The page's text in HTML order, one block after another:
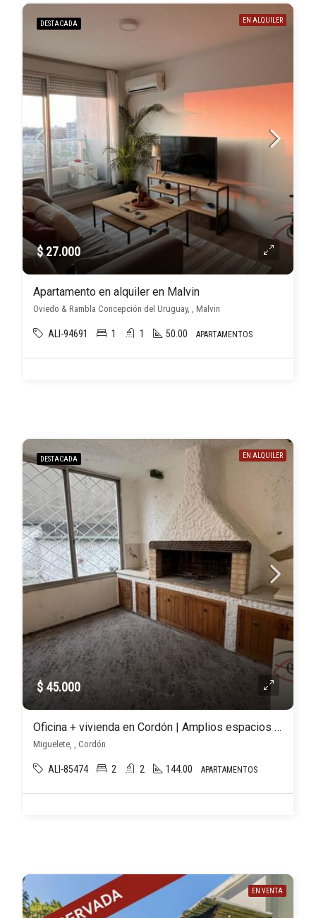
DESTACADA EN ALQUILER
$ 27.000
Apartamento en alquiler en Malvin
Oviedo & Rambla Concepción del Uruguay, , Malvin
ALI-94691 1 1 50.00 APARTAMENTOS
DESTACADA EN ALQUILER
$ 45.000
Oficina + vivienda en Cordón | Amplios espacios y doble acceso
Miguelete, , Cordón
ALI-85474 2 2 144.00 APARTAMENTOS
EN VENTA